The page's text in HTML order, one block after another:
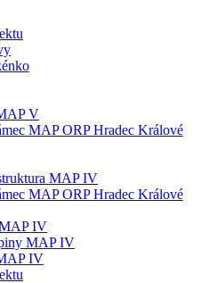
V
MAP ORP Hradec Králové
MAP IV
MAP ORP Hradec Králové
IV
MAP IV
IV